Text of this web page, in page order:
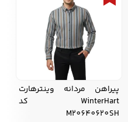
پیراهن مردانه وینترهارت
WinterHart کد
M20640620SH